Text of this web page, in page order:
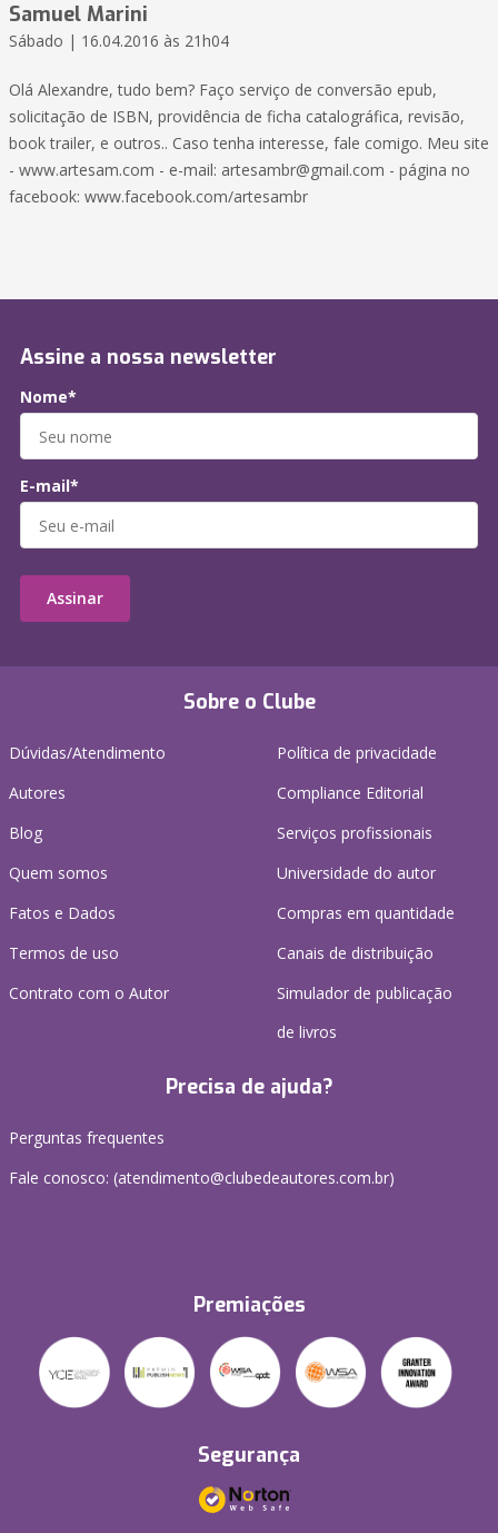
Samuel Marini
Sábado | 16.04.2016 às 21h04
Olá Alexandre, tudo bem? Faço serviço de conversão epub,
solicitação de ISBN, providência de ficha catalográfica, revisão,
book trailer, e outros.. Caso tenha interesse, fale comigo. Meu site
- www.artesam.com - e-mail: artesambr@gmail.com - página no
facebook: www.facebook.com/artesambr
Sobre o Clube
Dúvidas/Atendimento
Autores
Blog
Quem somos
Fatos e Dados
Termos de uso
Contrato com o Autor
Política de privacidade
Compliance Editorial
Serviços profissionais
Universidade do autor
Compras em quantidade
Canais de distribuição
Simulador de publicação
de livros
Precisa de ajuda?
Perguntas frequentes
Fale conosco: (atendimento@clubedeautores.com.br)
Premiações
Segurança
Assine a nossa newsletter
Nome*
E-mail*
Assinar